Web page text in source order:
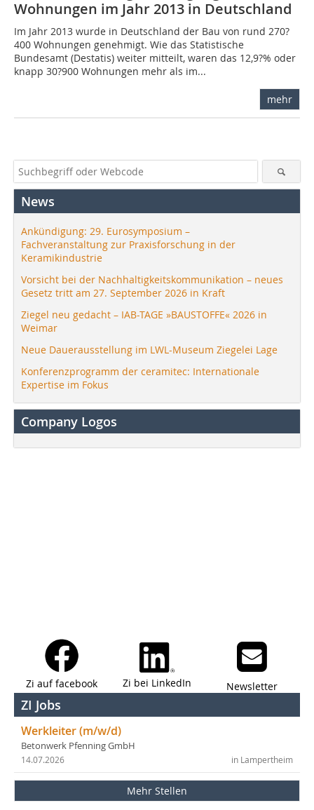
Wohnungen im Jahr 2013 in Deutschland
Im Jahr 2013 wurde in Deutschland der Bau von rund 270?
400 Wohnungen genehmigt. Wie das Statistische
Bundesamt (Destatis) weiter mitteilt, waren das 12,9?% oder
knapp 30?900 Wohnungen mehr als im...
mehr
News
Ankündigung: 29. Eurosymposium –
Fachveranstaltung zur Praxisforschung in der
Keramikindustrie
Vorsicht bei der Nachhaltigkeitskommunikation – neues
Gesetz tritt am 27. September 2026 in Kraft
Ziegel neu gedacht – IAB-TAGE »BAUSTOFFE« 2026 in
Weimar
Neue Dauerausstellung im LWL-Museum Ziegelei Lage
Konferenzprogramm der ceramitec: Internationale
Expertise im Fokus
Company Logos
Zi auf facebook Zi bei LinkedIn Newsletter
ZI Jobs
Werkleiter (m/w/d)
Betonwerk Pfenning GmbH
in Lampertheim
14.07.2026
Mehr Stellen